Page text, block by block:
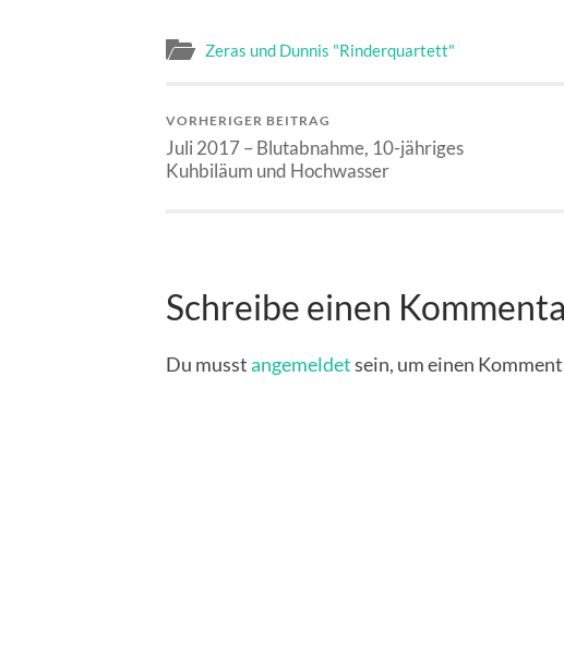
Zeras und Dunnis "Rinderquartett"
VORHERIGER BEITRAG
Juli 2017 – Blutabnahme, 10-jähriges
Kuhbiläum und Hochwasser
Schreibe einen
Du musstangemeldetsein, um einen